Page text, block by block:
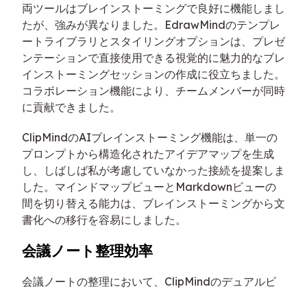
両ツールはブレインストーミングで良好に機能しまし
たが、強みが異なりました。EdrawMindのテンプレ
ートライブラリとスタイリングオプションは、プレゼ
ンテーションで直接使用できる視覚的に魅力的なブレ
インストーミングセッションの作成に役立ちました。
コラボレーション機能により、チームメンバーが同時
に貢献できました。
ClipMindのAIブレインストーミング機能は、単一の
プロンプトから構造化されたアイデアマップを生成
し、しばしば私が考慮していなかった接続を提案しま
した。マインドマップビューとMarkdownビューの
間を切り替える能力は、ブレインストーミングから文
書化への移行を容易にしました。
会議ノート整理効率
会議ノートの整理において、ClipMindのデュアルビ